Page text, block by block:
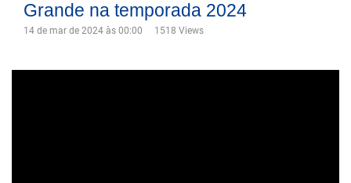
Grande na temporada 2024
14 de mar de 2024 às 00:00 1518 Views